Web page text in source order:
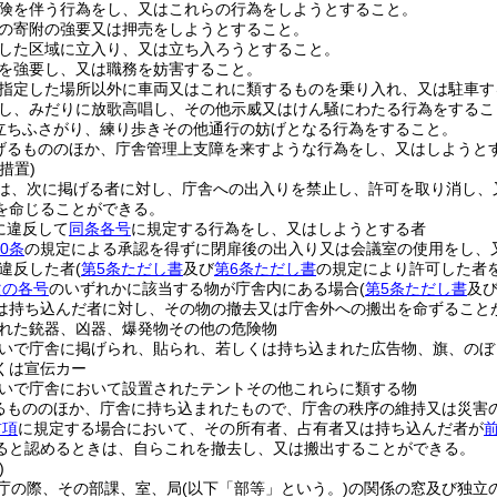
を伴う行為をし、又はこれらの行為をしようとすること。
寄附の強要又は押売をしようとすること。
た区域に立入り、又は立ち入ろうとすること。
強要し、又は職務を妨害すること。
定した場所以外に車両又はこれに類するものを乗り入れ、又は駐車
、みだりに放歌高唱し、その他示威又はけん騒にわたる行為をする
ちふさがり、練り歩きその他通行の妨げとなる行為をすること。
るもののほか、庁舎管理上支障を来すような行為をし、又はしようと
置)
、次に掲げる者に対し、庁舎への出入りを禁止し、許可を取り消し
じることができる。
違反して同条各号に規定する行為をし、又はしようとする者
条の規定による承認を得ずに閉扉後の出入り又は会議室の使用をし、
反した者(第5条ただし書及び第6条ただし書の規定により許可した者
各号のいずれかに該当する物が庁舎内にある場合(第5条ただし書及び
持ち込んだ者に対し、その物の撤去又は庁舎外への搬出を命ずること
た銃器、凶器、爆発物その他の危険物
で庁舎に掲げられ、貼られ、若しくは持ち込まれた広告物、旗、の
は宣伝カー
で庁舎において設置されたテントその他これらに類する物
もののほか、庁舎に持ち込まれたもので、庁舎の秩序の維持又は災
に規定する場合において、その所有者、占有者又は持ち込んだ者が
と認めるときは、自らこれを撤去し、又は搬出することができる。
の際、その部課、室、局(以下「部等」という。)の関係の窓及び独立